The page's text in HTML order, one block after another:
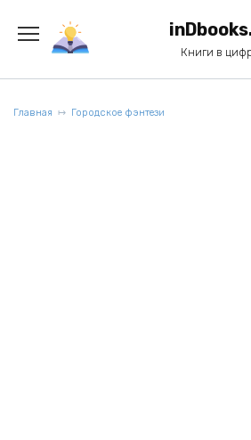
содержанию
Книги в
Главная Городское фэнтези